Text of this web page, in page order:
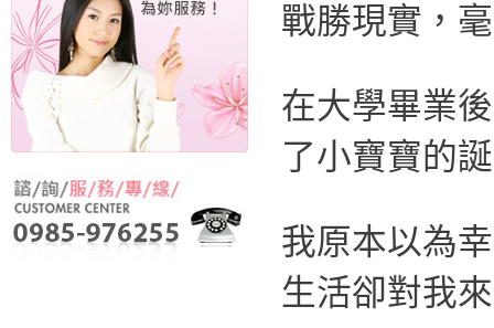
戰勝現實，
在大學畢業
了小寶寶的
我原本以為
生活卻對我